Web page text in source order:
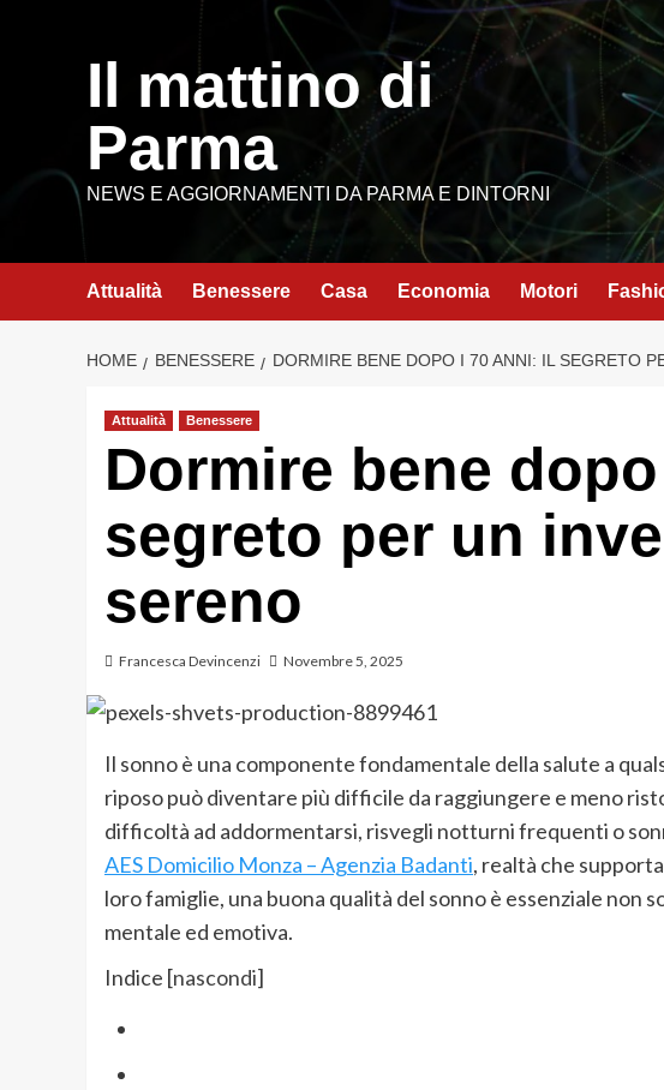
Il mattino di
Parma
NEWS E AGGIORNAMENTI DA PARMA E DINTORNI
Attualità Benessere Casa Economia Motori
HOME BENESSERE DORMIRE BENE DOPO I 70 ANNI: IL SEGRETO
Attualità Benessere
Dormire bene
segreto per un
sereno
Francesca Devincenzi Novembre 5, 2025
Il sonno è una componente fondamentale della salute a
riposo può diventare più difficile da raggiungere e meno
difficoltà ad addormentarsi, risvegli notturni frequenti o
AES Domicilio Monza – Agenzia Badanti, realtà che
loro famiglie, una buona qualità del sonno è essenziale non
mentale ed emotiva.
Indice [nascondi]